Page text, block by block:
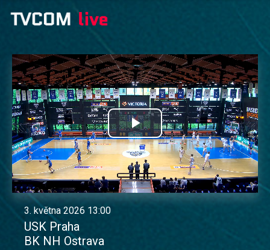
Přehrát
video
3. května 2026 13:00
USK Praha
BK NH Ostrava